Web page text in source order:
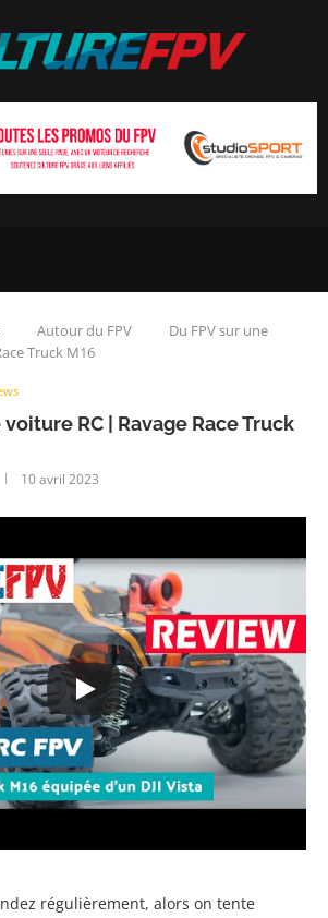
Autour du FPV
Du FPV sur une
Truck M16
voiture RC | Ravage Race Truck
10 avril 2023
régulièrement, alors on tente